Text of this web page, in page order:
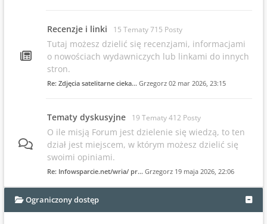
Recenzje i linki 15 Tematy 715 Posty
Tutaj możesz dzielić się recenzjami, informacjami
o nowościach wydawniczych lub linkami do innych
stron.
Re: Zdjęcia satelitarne cieka… Grzegorz 02 mar 2026, 23:15
Tematy dyskusyjne 19 Tematy 412 Posty
O ile misją Forum jest dzielenie się wiedzą, to ten
dział jest miejscem, w którym możesz dzielić się
swoimi opiniami.
Re: Infowsparcie.net/wria/ pr… Grzegorz 19 maja 2026, 22:06
Ograniczony dostęp